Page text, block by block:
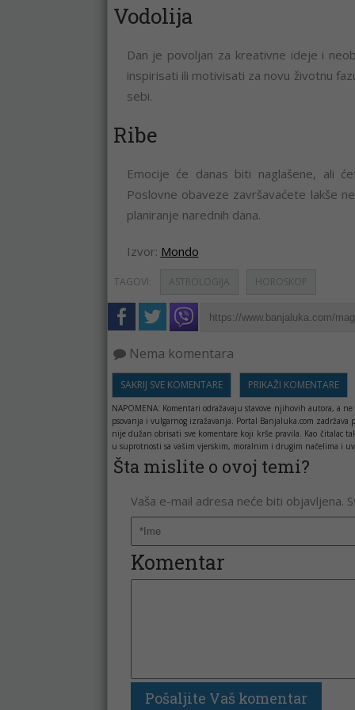
Vodolija
Dan je povoljan za kreativne ideje i
inspirisati ili motivisati za novu životnu
sebi.
Ribe
Emocije će danas biti naglašene, ali
Poslovne obaveze završavaćete lakše
planiranje narednih dana.
Izvor: Mondo
TAGOVI: ASTROLOGIJA HOROSKOP
Nema komentara
SAKRIJ SVE KOMENTARE PRIKAŽI KOMENTARE
NAPOMENA: Komentari odražavaju stavove njihovih autora, a
psovanja i vulgarnog izražavanja. Portal Banjaluka.com
nije dužan obrisati sve komentare koji krše pravila. Kao čitalac
u suprotnosti sa vašim vjerskim, moralnim i drugim načelima i
Šta mislite o ovoj temi?
Vaša e-mail adresa neće biti objavljena.
Komentar